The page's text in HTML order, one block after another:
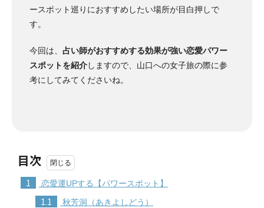
ースポット巡りにおすすめしたい場所が目白押しで
す。
今回は、 占い師がおすすめする効果が強い恋愛パワー
スポットを紹介しますので、山口への女子旅の際に参
考にしてみてくださいね。
目次
1 恋愛運UPする【パワースポット】
1.1 秋芳洞（あきよしどう）